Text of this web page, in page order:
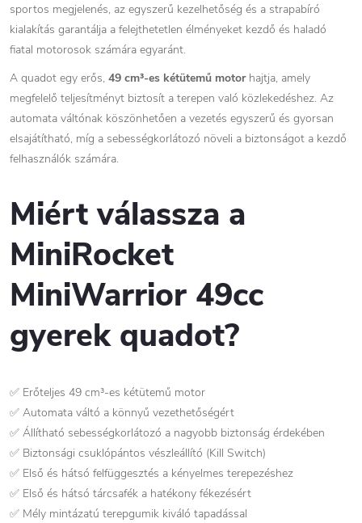
sportos megjelenés, az egyszerű kezelhetőség és a strapabíró
kialakítás garantálja a felejthetetlen élményeket kezdő és haladó
fiatal motorosok számára egyaránt.
A quadot egy erős, 49 cm³-es kétütemű motorhajtja, amely
megfelelő teljesítményt biztosít a terepen való közlekedéshez. Az
automata váltónak köszönhetően a vezetés egyszerű és gyorsan
elsajátítható, míg a sebességkorlátozó növeli a biztonságot a kezdő
felhasználók számára.
Miért válassza a
MiniRocket
MiniWarrior 49cc
gyerek quadot?
✅ Erőteljes 49 cm³-es kétütemű motor
✅ Automata váltó a könnyű vezethetőségért
✅ Állítható sebességkorlátozó a nagyobb biztonság érdekében
✅ Biztonsági csuklópántos vészleállító (Kill Switch)
✅ Első és hátsó felfüggesztés a kényelmes terepezéshez
✅ Első és hátsó tárcsafék a hatékony fékezésért
✅ Mély mintázatú terepgumik kiváló tapadással